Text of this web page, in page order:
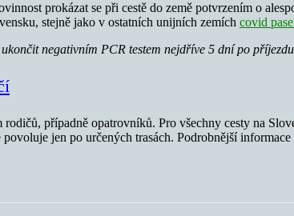
prokázat se při cestě do země potvrzením o
stejně jako v ostatních unijních zemích covid
negativním PCR testem nejdříve 5 dní po
případně opatrovníků. Pro všechny cesty na
jen po určených trasách. Podrobnější